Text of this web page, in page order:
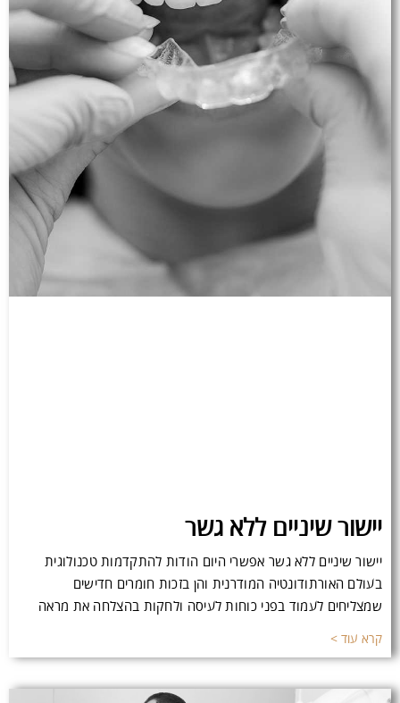
יישור שיניים ללא גשר
יישור שיניים ללא גשר אפשרי היום הודות להתקדמות טכנולוגית
בעולם האורתודונטיה המודרנית והן בזכות חומרים חדישים
שמצליחים לעמוד בפני כוחות לעיסה ולחקות בהצלחה את מראה
קרא עוד >